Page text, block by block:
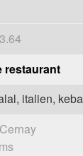
restaurant
italien,